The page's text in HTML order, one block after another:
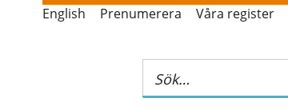
English Prenumerera Våra register